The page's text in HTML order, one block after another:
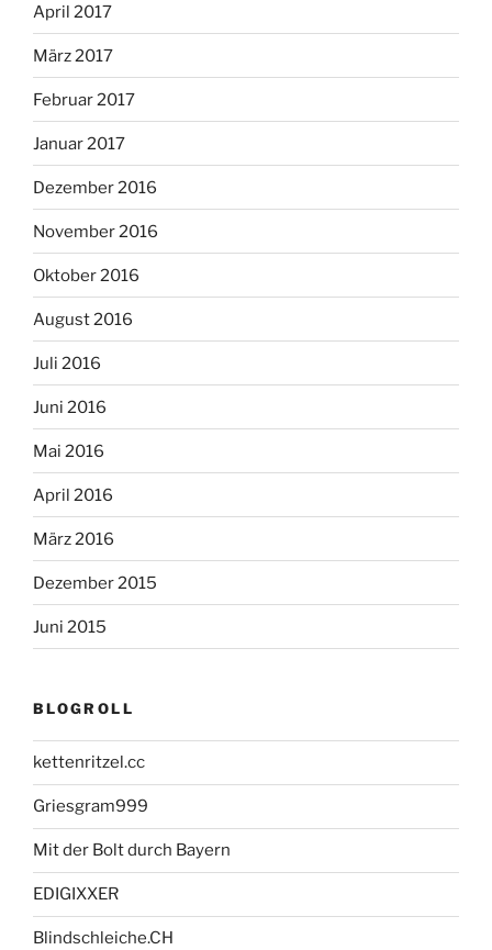
April 2017
März 2017
Februar 2017
Januar 2017
Dezember 2016
November 2016
Oktober 2016
August 2016
Juli 2016
Juni 2016
Mai 2016
April 2016
März 2016
Dezember 2015
Juni 2015
BLOGROLL
kettenritzel.cc
Griesgram999
Mit der Bolt durch Bayern
EDIGIXXER
Blindschleiche.CH